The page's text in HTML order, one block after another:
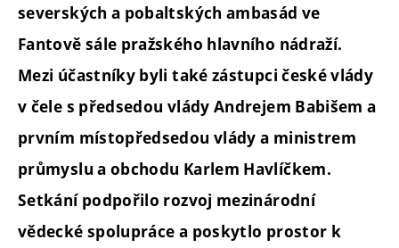
severských a pobaltských ambasád ve
Fantově sále pražského hlavního nádraží.
Mezi účastníky byli také zástupci české vlády
v čele s předsedou vlády Andrejem Babišem a
prvním místopředsedou vlády a ministrem
průmyslu a obchodu Karlem Havlíčkem.
Setkání podpořilo rozvoj mezinárodní
vědecké spolupráce a poskytlo prostor k